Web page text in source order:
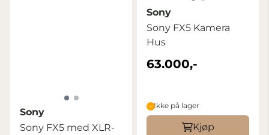
Sony
Sony FX5 med XLR-
Sony
Sony FX5 Kamera
Hus
63.000,-
Ikke på lager
Kjøp